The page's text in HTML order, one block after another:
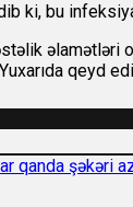
ki, bu
əlamətləri
qeyd